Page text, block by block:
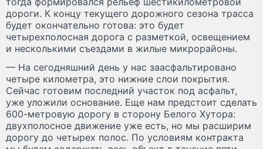
дороги. К концу текущего дорожного сезона трасса
будет окончательно готова: это будет
четырехполосная дорога с разметкой, освещением
и несколькими съездами в жилые микрорайоны.
— На сегодняшний день у нас заасфальтировано
четыре километра, это нижние слои покрытия.
Сейчас готовим последний участок под асфальт,
уже уложили основание. Еще нам предстоит сделать
600-метровую дорогу в сторону Белого Хутора:
двухполосное движение уже есть, но мы расширим
дорогу до четырех полос. По условиям контракта